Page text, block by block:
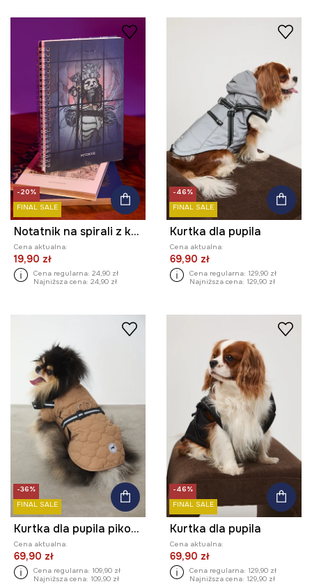
-20%
FINAL SALE
Notatnik na spirali z kolekcji Eviva L'arte kolor czarny
Cena aktualna:
19,90 zł
Cena regularna: 24,90 zł
Najniższa cena: 24,90 zł
-46%
FINAL SALE
Kurtka dla pupila
Cena aktualna:
69,90 zł
Cena regularna: 129,90 zł
Najniższa cena: 129,90 zł
-36%
FINAL SALE
Kurtka dla pupila pikowana
Cena aktualna:
69,90 zł
Cena regularna: 109,90 zł
Najniższa cena: 109,90 zł
-46%
FINAL SALE
Kurtka dla pupila
Cena aktualna:
69,90 zł
Cena regularna: 129,90 zł
Najniższa cena: 129,90 zł